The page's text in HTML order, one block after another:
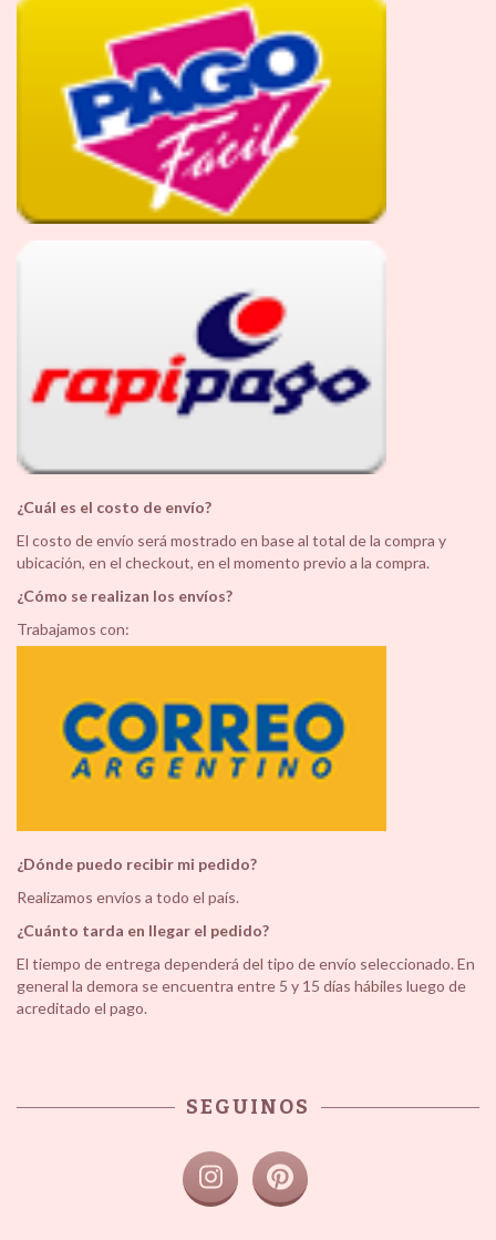
¿Cuál es el costo de envío?
El costo de envío será mostrado en base al total de la compra y
ubicación, en el checkout, en el momento previo a la compra.
¿Cómo se realizan los envíos?
Trabajamos con:
¿Dónde puedo recibir mi pedido?
Realizamos envíos a todo el país.
¿Cuánto tarda en llegar el pedido?
El tiempo de entrega dependerá del tipo de envío seleccionado. En
general la demora se encuentra entre 5 y 15 días hábiles luego de
acreditado el pago.
SEGUINOS